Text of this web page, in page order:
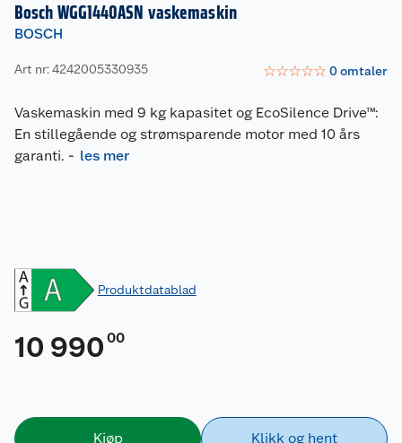
Bosch WGG1440ASN vaskemaskin
BOSCH
Art nr: 4242005330935 ☆☆☆☆☆ 0omtaler
Vaskemaskin med 9 kg kapasitet og EcoSilence Drive™:
En stillegående og strømsparende motor med 10 års
garanti. - les mer
Produktdatablad
10 990 00
Kjøp Klikk og hent